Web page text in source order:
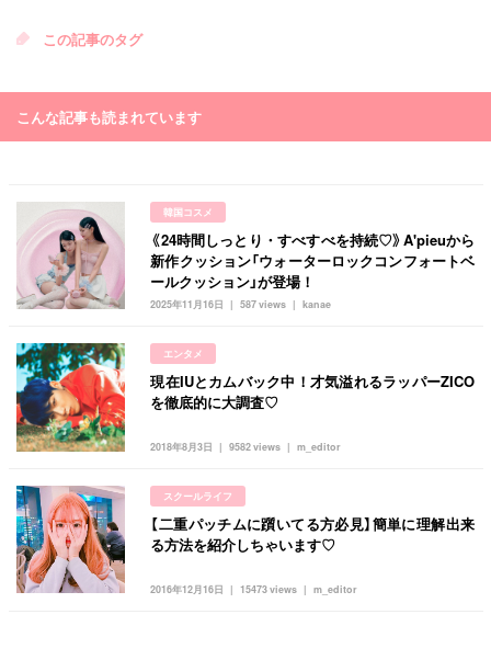
この記事のタグ
こんな記事も読まれています
韓国コスメ
2025年11月16日 kanae
587 views
《24時間しっとり・すべすべを持続♡》A'pieuから
新作クッション「ウォーターロックコンフォートベ
ールクッション」が登場！
エンタメ
2018年8月3日 m_editor
9582 views
現在IUとカムバック中！才気溢れるラッパーZICO
を徹底的に大調査♡
スクールライフ
2016年12月16日 m_editor
15473 views
【二重パッチムに躓いてる方必見】簡単に理解出来
る方法を紹介しちゃいます♡